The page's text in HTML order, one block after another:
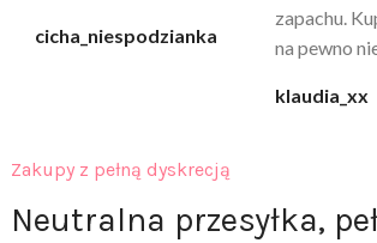
cicha_niespodzianka
zapachu.
na pewno
klaudia_xx
Zakupy z pełną dyskrecją
Neutralna przesyłka,